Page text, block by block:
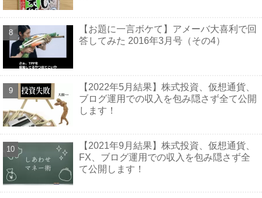
【お題に一言ボケて】アメーバ大喜利で回
答してみた 2016年3月号（その4）
【2022年5月結果】株式投資、仮想通貨、
ブログ運用での収入を包み隠さず全て公開
します！
【2021年9月結果】株式投資、仮想通貨、
FX、ブログ運用での収入を包み隠さず全
て公開します！